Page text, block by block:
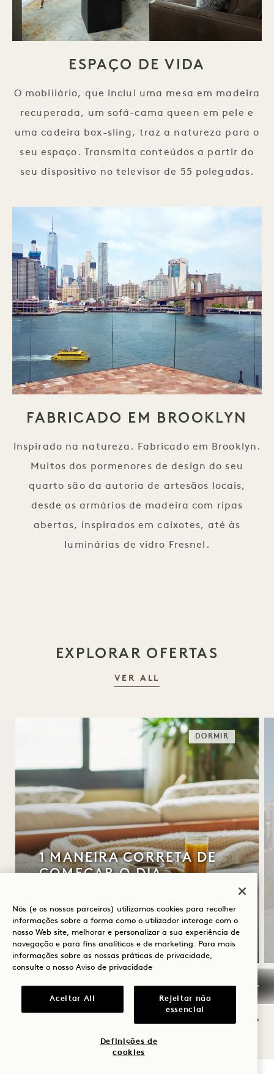
ESPAÇO DE VIDA
O mobiliário, que inclui uma mesa em madeira
recuperada, um sofá-cama queen em pele e
uma cadeira box-sling, traz a natureza para o
seu espaço. Transmita conteúdos a partir do
seu dispositivo no televisor de 55 polegadas.
FABRICADO EM BROOKLYN
Inspirado na natureza. Fabricado em Brooklyn.
Muitos dos pormenores de design do seu
quarto são da autoria de artesãos locais,
desde os armários de madeira com ripas
abertas, inspirados em caixotes, até às
luminárias de vidro Fresnel.
EXPLORAR OFERTAS
VER ALL
DORMIR
1 MANEIRA CORRETA DE
COMEÇAR O DIA
para o pequeno-almoço
Cancelamento flexível
Nós (e os nossos parceiros) utilizamos cookies para recolher
informações sobre a forma como o utilizador interage com o
nosso Web site, melhorar e personalizar a sua experiência de
navegação e para fins analíticos e de marketing. Para mais
informações sobre as nossas práticas de privacidade,
consulte o nosso Aviso de privacidade
Aceitar All
Rejeitar não
essencial
Definições de
cookies